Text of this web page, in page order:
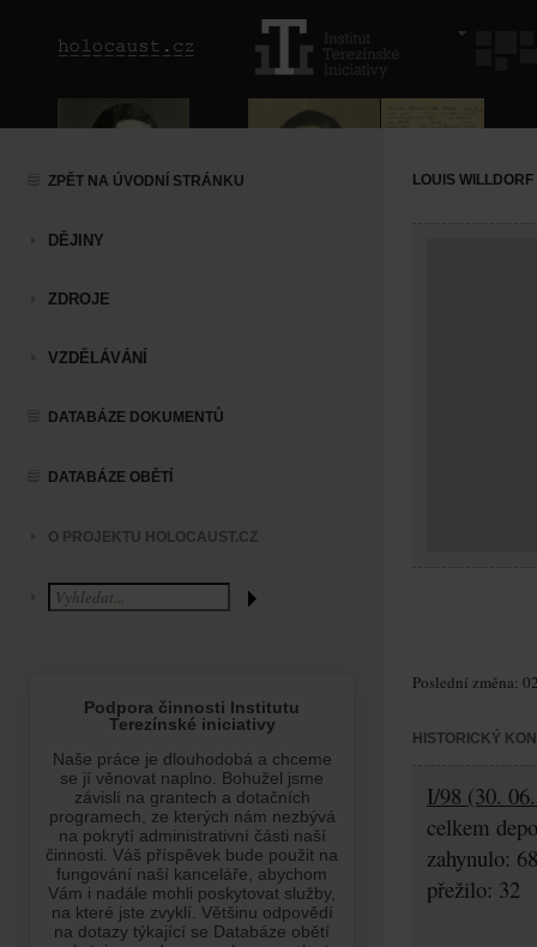
ZPĚT NA ÚVODNÍ STRÁNKU
DĚJINY
ZDROJE
VZDĚLÁVÁNÍ
DATABÁZE DOKUMENTŮ
DATABÁZE OBĚTÍ
O PROJEKTU HOLOCAUST.CZ
LOUIS WILLDORF
Poslední změna:
HISTORICKÝ
I/98 (30.
celkem
zahynulo: 68
přežilo: 32